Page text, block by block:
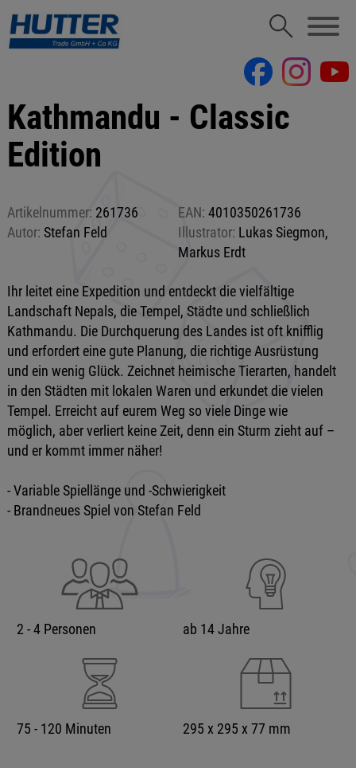
Kathmandu - Classic
Edition
Artikelnummer: 261736 EAN: 4010350261736
Autor: Stefan Feld Illustrator: Lukas Siegmon,
Markus Erdt
Ihr leitet eine Expedition und entdeckt die vielfältige
Landschaft Nepals, die Tempel, Städte und schließlich
Kathmandu. Die Durchquerung des Landes ist oft knifflig
und erfordert eine gute Planung, die richtige Ausrüstung
und ein wenig Glück. Zeichnet heimische Tierarten, handelt
in den Städten mit lokalen Waren und erkundet die vielen
Tempel. Erreicht auf eurem Weg so viele Dinge wie
möglich, aber verliert keine Zeit, denn ein Sturm zieht auf –
und er kommt immer näher!
- Variable Spiellänge und -Schwierigkeit
- Brandneues Spiel von Stefan Feld
2 - 4 Personen ab 14 Jahre
75 - 120 Minuten 295 x 295 x 77 mm